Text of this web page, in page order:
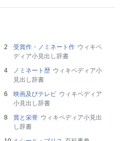
受賞作・ノミネート作 ウィキペ
ディア小見出し辞書
ノミネート歴 ウィキペディア小
見出し辞書
映画及びテレビ ウィキペディア
小見出し辞書
賞と栄誉 ウィキペディア小見出
し辞書